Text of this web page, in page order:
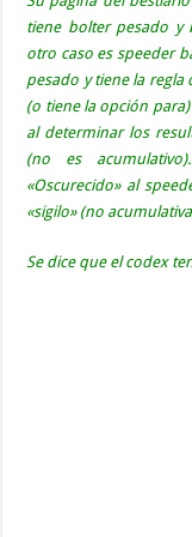
tiene bolter pesado y
otro caso es speeder
pesado y tiene la
(o tiene la opción
al determinar los
(no es
«Oscurecido» al
«sigilo» (no
Se dice que el codex